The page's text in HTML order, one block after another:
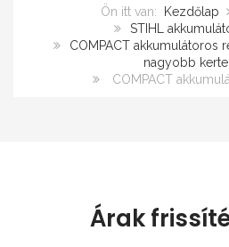
Ön itt van: Kezdőlap
STIHL
COMPACT akkumulátoros
nagyobb
COMPACT
Árak